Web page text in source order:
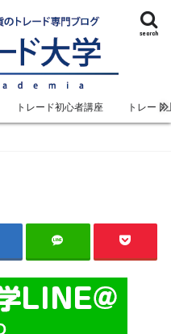
search
トレード初心者講座 トレード